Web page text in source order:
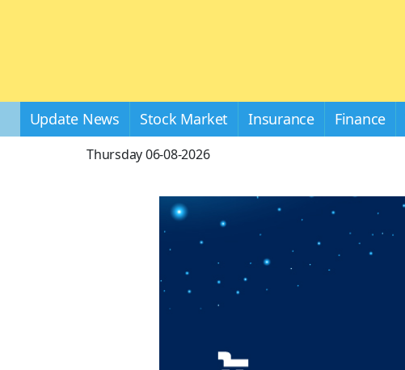
Update News Stock Market Insurance Finance
Thursday 06-08-2026